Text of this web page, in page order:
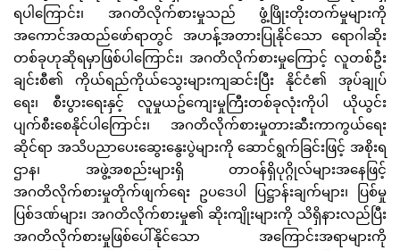
ရပါကြောင်း၊ အဂတိလိုက်စားမှုသည် ဖွံ့ဖြိုးတိုးတက်မှုများကို
အကောင်အထည်ဖော်ရာတွင် အဟန့်အတားပြုနိုင်သော ရောဂါဆိုး
တစ်ခုဟုဆိုရမှာဖြစ်ပါကြောင်း၊ အဂတိလိုက်စားမှုကြောင့် လူတစ်ဦး
ချင်းစီ၏ ကိုယ်ရည်ကိုယ်သွေးများကျဆင်းပြီး နိုင်ငံ၏ အုပ်ချုပ်
ရေး၊ စီးပွားရေးနှင့် လူမှုယဥ်ကျေးမှုကြီးတစ်ခုလုံးကိုပါ ယိုယွင်း
ပျက်စီးစေနိုင်ပါကြောင်း၊ အဂတိလိုက်စားမှုတားဆီးကာကွယ်ရေး
ဆိုင်ရာ အသိပညာပေးဆွေးနွေးပွဲများကို ဆောင်ရွက်ခြင်းဖြင့် အစိုးရ
ဌာန၊ အဖွဲ့အစည်းများရှိ တာဝန်ရှိပုဂ္ဂိုလ်များအနေဖြင့်
အဂတိလိုက်စားမှုတိုက်ဖျက်ရေး ဥပဒေပါ ပြဋ္ဌာန်းချက်များ၊ ပြစ်မှု
ပြစ်ဒဏ်များ၊ အဂတိလိုက်စားမှု၏ ဆိုးကျိုးများကို သိရှိနားလည်ပြီး
အဂတိလိုက်စားမှုဖြစ်ပေါ်နိုင်သော အကြောင်းအရာများကို